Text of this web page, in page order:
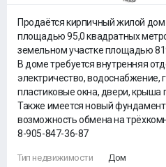
Продаётся кирпичный жилой
площадью 95,0 квадратных
земельном участке площадью
В доме требуется внутренняя
электричество, водоснабжение,
пластиковые окна, двери,
Также имеется новый
возможность обмена на
8-905-847-36-87
Тип недвижимости
Дом